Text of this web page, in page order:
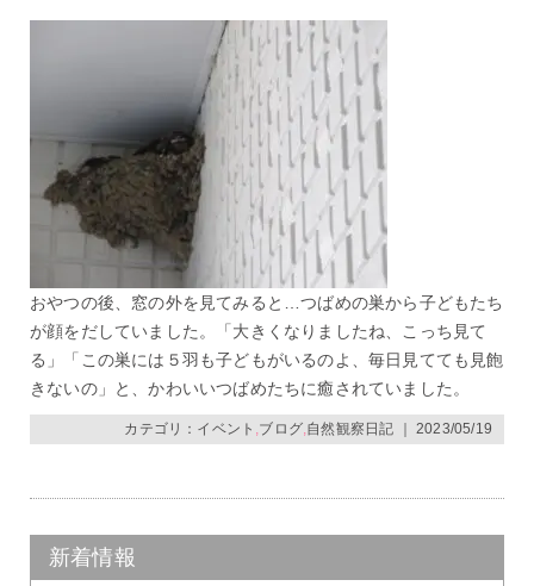
おやつの後、窓の外を見てみると…つばめの巣から子どもたち
が顔をだしていました。「大きくなりましたね、こっち見て
る」「この巣には５羽も子どもがいるのよ、毎日見てても見飽
きないの」と、かわいいつばめたちに癒されていました。
カテゴリ： イベント ブログ, 自然観察日記 ｜ 2023/05/19
新着情報